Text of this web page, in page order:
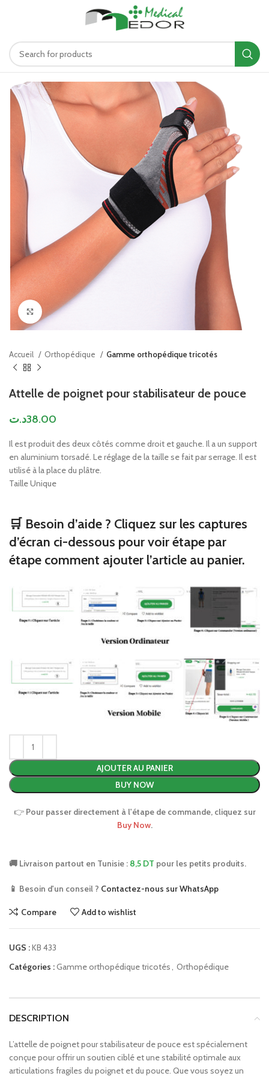
Click to enlarge
Accueil Orthopédique Gamme orthopédique tricotés
Attelle de poignet pour stabilisateur de pouce
38.00د.ت
Il est produit des deux côtés comme droit et gauche. Il a un support
en aluminium torsadé. Le réglage de la taille se fait par serrage. Il est
utilisé à la place du plâtre.
Taille Unique
🛒 Besoin d’aide ? Cliquez sur les captures
d’écran ci-dessous pour voir étape par
étape comment ajouter l’article au panier.
AJOUTER AU PANIER
BUY NOW
👉 Pour passer directement à l'étape de commande, cliquez sur
Buy Now.
🚚 Livraison partout en Tunisie : 8,5 DT pour les petits produits.
📱 Besoin d'un conseil ? Contactez-nous sur WhatsApp
Compare Add to wishlist
UGS :KB 433
Catégories :Gamme orthopédique tricotés, Orthopédique
DESCRIPTION
L’attelle de poignet pour stabilisateur de pouce est spécialement
conçue pour offrir un soutien ciblé et une stabilité optimale aux
articulations fragiles du poignet et du pouce. Que vous soyez un